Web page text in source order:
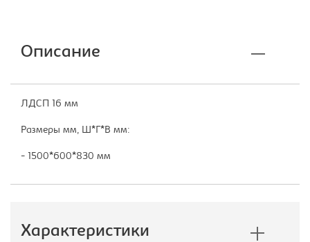
Описание
ЛДСП 16 мм
Размеры мм, Ш*Г*В мм:
- 1500*600*830 мм
Характеристики